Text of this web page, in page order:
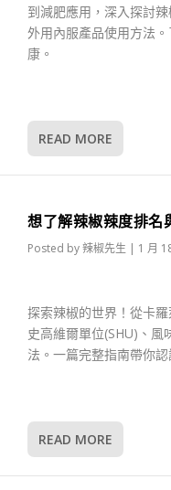
到減肥應用，深入探討
外用內服產品使用方法
康。
READ MORE
想了解辣椒辣度排名
Posted by辣椒先生 | 1 月
探索辣椒的世界！從卡
史高維爾單位(SHU)、風
法。一篇完整指南帶你認
READ MORE